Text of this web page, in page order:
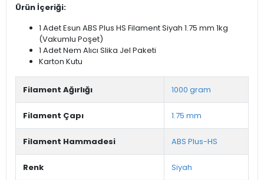
Ürün İçeriği:
1 Adet Esun ABS Plus HS Filament Siyah 1.75 mm 1kg
(Vakumlu Poşet)
1 Adet Nem Alıcı Slika Jel Paketi
Karton Kutu
Filament Ağırlığı 1000 gram
Filament Çapı 1.75 mm
Filament Hammadesi ABS Plus-HS
Renk Siyah